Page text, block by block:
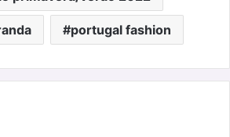
portugal fashion